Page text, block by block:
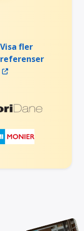
Visa fler
referenser